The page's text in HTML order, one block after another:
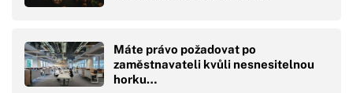
Máte právo požadovat po
zaměstnavateli kvůli nesnesitelnou
horku…